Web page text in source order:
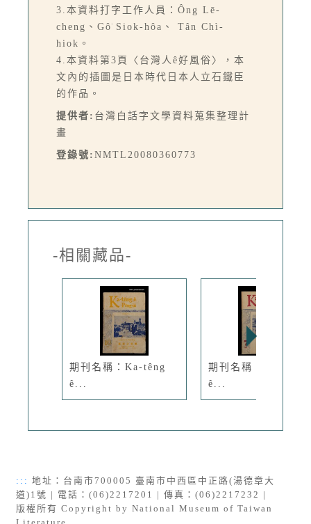
3.本資料打字工作人員：Ông Lē-
cheng、Gô͘ Siok-hôa、 Tân Chì-
hiok。
4.本資料第3頁〈台灣人ê好風俗〉，本
文內的插圖是日本時代日本人立石鐵臣
的作品。
提供者: 台灣白話字文學資料蒐集整理計
畫
登錄號: NMTL20080360773
-相關藏品-
期刊名稱：Ka-têng
ê...
期刊名稱：Ka-têng
ê...
::: 地址：台南市700005 臺南市中西區中正路(湯德章大
道)1號 | 電話：(06)2217201 | 傳真：(06)2217232 |
版權所有 Copyright by National Museum of Taiwan